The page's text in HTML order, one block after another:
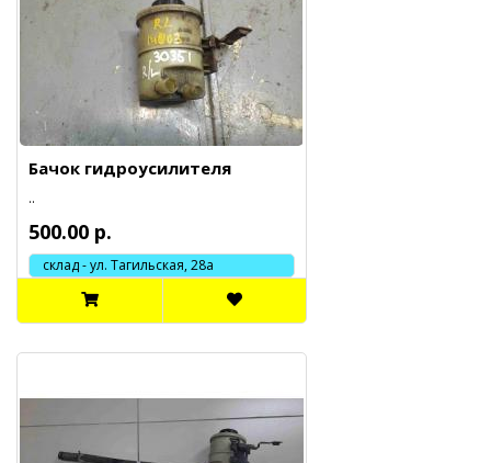
Бачок гидроусилителя
..
500.00 р.
склад - ул. Тагильская, 28а